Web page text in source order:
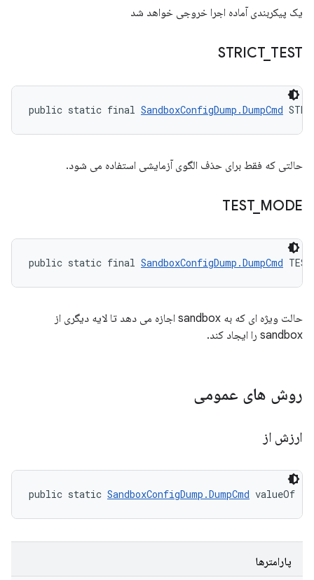
یک پیکربندی آماده اجرا خروجی خواهد شد
STRICT_ TEST
public static final SandboxConfigDump.DumpCmd
حالتی که فقط برای حذف الگوی آزمایشی استفاده می شود.
TEST_ MODE
public static final SandboxConfigDump.DumpCmd
حالت ویژه ای که به sandbox اجازه می دهد تا لایه دیگری از
sandbox را ایجاد کند.
روش های عمومی
ارزش از
public static SandboxConfigDump.DumpCmd valueOf
پارامترها